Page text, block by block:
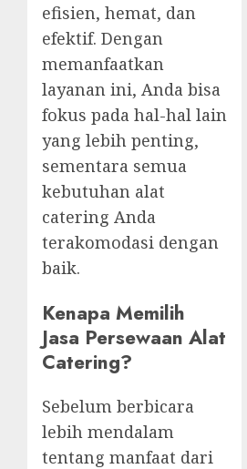
efisien, hemat, dan
efektif. Dengan
memanfaatkan
layanan ini, Anda bisa
fokus pada hal-hal lain
yang lebih penting,
sementara semua
kebutuhan alat
catering Anda
terakomodasi dengan
baik.
Kenapa Memilih
Jasa Persewaan Alat
Catering?
Sebelum berbicara
lebih mendalam
tentang manfaat dari